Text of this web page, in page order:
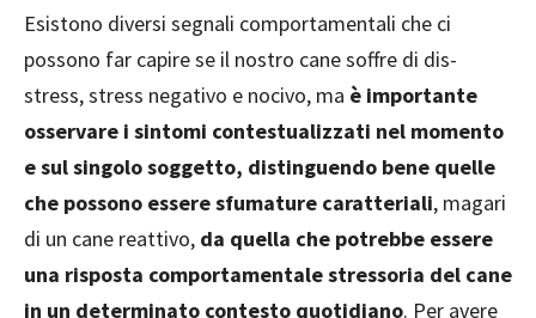
Esistono diversi segnali comportamentali che ci
possono far capire se il nostro cane soffre di dis-
stress, stress negativo e nocivo, ma è importante
osservare i sintomi contestualizzati nel momento
e sul singolo soggetto, distinguendo bene quelle
che possono essere sfumature caratteriali, magari
di un cane reattivo, da quella che potrebbe essere
una risposta comportamentale stressoria del cane
in un determinato contesto quotidiano. Per avere